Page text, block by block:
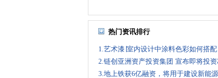
热门资讯排行
1.艺术漆∣室内设计中涂料色彩如何搭配
2.链创亚洲资产投资集团 宣布即将投
3.地上铁获6亿融资，将用于建设新能